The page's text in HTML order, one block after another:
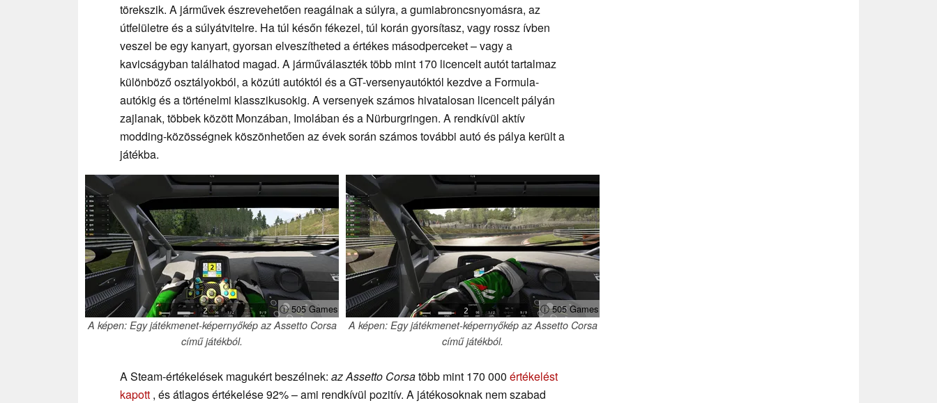
törekszik. A járművek észrevehetően reagálnak a súlyra, a gumiabroncsnyomásra, az
útfelületre és a súlyátvitelre. Ha túl későn fékezel, túl korán gyorsítasz, vagy rossz ívben
veszel be egy kanyart, gyorsan elveszítheted a értékes másodperceket – vagy a
kavicságyban találhatod magad. A járműválaszték több mint 170 licencelt autót tartalmaz
különböző osztályokból, a közúti autóktól és a GT-versenyautóktól kezdve a Formula-
autókig és a történelmi klasszikusokig. A versenyek számos hivatalosan licencelt pályán
zajlanak, többek között Monzában, Imolában és a Nürburgringen. A rendkívül aktív
modding-közösségnek köszönhetően az évek során számos további autó és pálya került a
játékba.
ⓘ 505 Games
A képen: Egy játékmenet-képernyőkép az Assetto Corsa
című játékból.
ⓘ 505 Games
A képen: Egy játékmenet-képernyőkép az Assetto Corsa
című játékból.
A Steam-értékelések magukért beszélnek: az Assetto Corsatöbb mint 170 000 értékelést
kapott , és átlagos értékelése 92% – ami rendkívül pozitív. A játékosoknak nem szabad